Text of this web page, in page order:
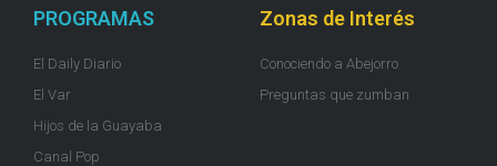
PROGRAMAS
El Daily Diario
El Var
Hijos de la Guayaba
Canal Pop
Zonas de Interés
Conociendo a Abejorro
Preguntas que zumban